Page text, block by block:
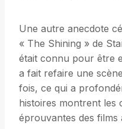
Une autre anecdote
« The Shining » de
était connu pour être
a fait refaire une
fois, ce qui a
histoires montrent les
éprouvantes des films